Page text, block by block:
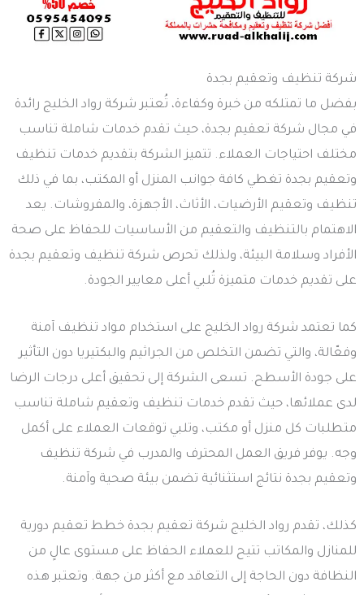
شركة تنظيف وتعقيم بجدة
بفضل ما تمتلكه من خبرة وكفاءة، تُعتبر شركة رواد الخليج رائدة
في مجال شركة تعقيم بجدة، حيث تقدم خدمات شاملة تناسب
مختلف احتياجات العملاء. تتميز الشركة بتقديم خدمات تنظيف
وتعقيم بجدة تغطي كافة جوانب المنزل أو المكتب، بما في ذلك
تنظيف وتعقيم الأرضيات، الأثاث، الأجهزة، والمفروشات. يعد
الاهتمام بالتنظيف والتعقيم من الأساسيات للحفاظ على صحة
الأفراد وسلامة البيئة، ولذلك تحرص شركة تنظيف وتعقيم بجدة
على تقديم خدمات متميزة تُلبي أعلى معايير الجودة.
كما تعتمد شركة رواد الخليج على استخدام مواد تنظيف آمنة
وفعّالة، والتي تضمن التخلص من الجراثيم والبكتيريا دون التأثير
على جودة الأسطح. تسعى الشركة إلى تحقيق أعلى درجات الرضا
لدى عملائها، حيث تقدم خدمات تنظيف وتعقيم شاملة تناسب
متطلبات كل منزل أو مكتب، وتلبي توقعات العملاء على أكمل
وجه. يوفر فريق العمل المحترف والمدرب في شركة تنظيف
وتعقيم بجدة نتائج استثنائية تضمن بيئة صحية وآمنة.
كذلك، تقدم رواد الخليج شركة تعقيم بجدة خطط تعقيم دورية
للمنازل والمكاتب تتيح للعملاء الحفاظ على مستوى عالٍ من
النظافة دون الحاجة إلى التعاقد مع أكثر من جهة. وتعتبر هذه